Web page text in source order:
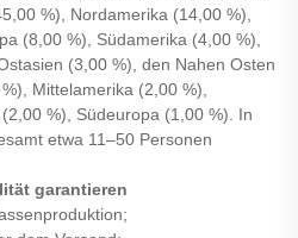
%), Nordamerika (14,00 %),
(8,00 %), Südamerika (4,00 %),
(3,00 %), den Nahen Osten
Mittelamerika (2,00 %),
%), Südeuropa (1,00 %). In
etwa 11–50 Personen
garantieren